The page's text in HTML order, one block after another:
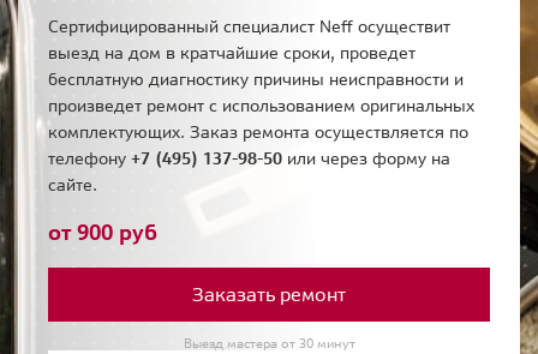
Сертифицированный специалист Neff осуществит
выезд на дом в кратчайшие сроки, проведет
бесплатную диагностику причины неисправности и
произведет ремонт с использованием оригинальных
комплектующих. Заказ ремонта осуществляется по
телефону +7 (495) 137-98-50 или через форму на
сайте.
от 900 руб
Заказать ремонт
Выезд мастера от 30 минут